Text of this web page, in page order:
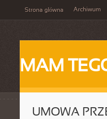
Strona główna Archiwum
MAM
UMOWA